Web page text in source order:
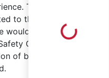
This allows the
to the needs of the
would like to remind
Courses are held
of both written and
Loading...